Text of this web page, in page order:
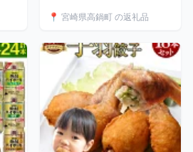
📍 宮崎県高鍋町 の返礼品